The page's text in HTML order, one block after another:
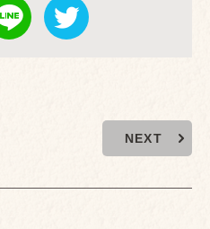
NEXT